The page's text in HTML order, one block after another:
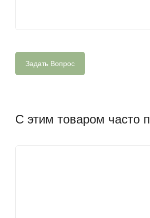
С этим товаром часто